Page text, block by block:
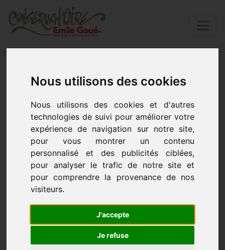
Nous utilisons des cookies
Nous utilisons des cookies et d'autres
technologies de suivi pour améliorer votre
expérience de navigation sur notre site,
pour vous montrer un contenu
personnalisé et des publicités ciblées,
pour analyser le trafic de notre site et
pour comprendre la provenance de nos
visiteurs.
J'accepte
Je refuse
IL PLEUT DES CORDES
IL PLEUT DES CORDES - le 4 mai 2024 à 18h00